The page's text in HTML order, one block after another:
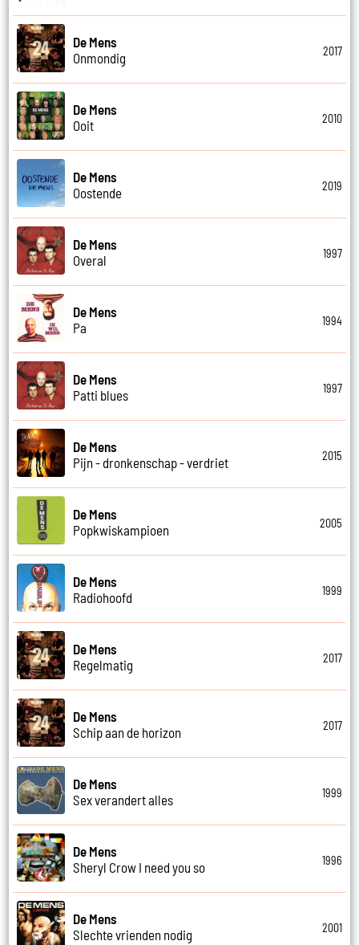
De Mens
Onmondig
2017
De Mens
Ooit
2010
De Mens
Oostende
2019
De Mens
Overal
1997
De Mens
Pa
1994
De Mens
Patti blues
1997
De Mens
Pijn - dronkenschap - verdriet
2015
De Mens
Popkwiskampioen
2005
De Mens
Radiohoofd
1999
De Mens
Regelmatig
2017
De Mens
Schip aan de horizon
2017
De Mens
Sex verandert alles
1999
De Mens
Sheryl Crow I need you so
1996
De Mens
Slechte vrienden nodig
2001